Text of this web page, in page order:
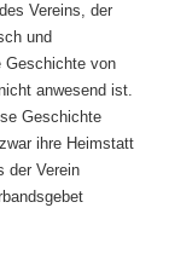
Vereins, der
und
Geschichte von
anwesend ist.
Geschichte
ihre Heimstatt
der Verein